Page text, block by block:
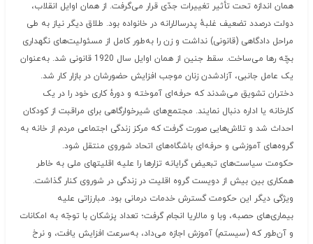
همان اندازه تحت تأثیر تغییرات جدّی قرار می‌گرفت. از همان اوایل انقلاب،
دولت درصدد تضعیف غلبهٔ پدرسالارانه در خانواده بود. طلاق دیگر نیاز به طی
مراحل دادگاهی (قانونی) نداشت و زن را به‌طور کامل از مسئولیت‌های نگهداری
بچّه رها می‌ساخت. سقط جنین از همان اوایل سال 1920 قانونی شد. به‌عنوان
یک عامل جانبی، آزادشدن زنان موجب افزایش حضورشان در بازار کار شد.
دختران تشویق می‌شدند که حرفه‌ای آموخته و دورهٔ کاری خود را در یک
کارخانه یا اداره دنبال نمایند. مجتمع‌های شیرخوارگاهی برای مراقبت از کودکان
احداث شد و تلاش‌هایی صورت گرفت که مرکز زندگی اجتماعی مردم از خانه به
گروه‌های آموزشی و حرفه‌ای باشگاه‌های اتحاد شوروی منتقل شود.
حکومت سیاست‌های تبعیض گرایانه تزارها را علیه اقلیتهای ملی به خاطر
همکاری بین بیش از دویست گروه اقلیت در زندگی در شوروی کنار گذاشت.
ویژگی دیگر این حکومت گسترش خدمات درمانی بود. مبارزاتی علیه
بیماری‌های حصبه، وبا و مالاریا انجام گرفت؛ تعداد پزشکان با توجّه به امکانات
و آن‌طور که (سیستم) آموزش اجازه می‌داد، به‌سرعت افزایش یافت، و نرخ